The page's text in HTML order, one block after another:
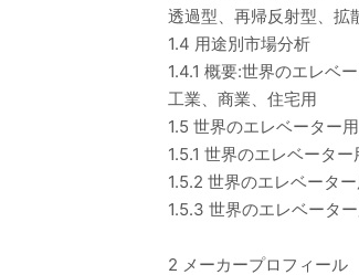
透過型、再帰反射型、拡
1.4 用途別市場分析
1.4.1 概要:世界のエレベ
工業、商業、住宅用
1.5 世界のエレベーター
1.5.1 世界のエレベータ
1.5.2 世界のエレベータ
1.5.3 世界のエレベータ
2 メーカープロフィール